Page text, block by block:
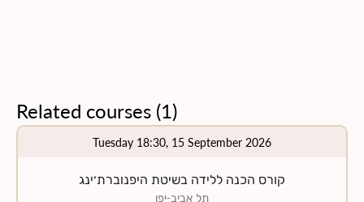
Related courses (1)
Tuesday 18:30, 15 September 2026
קורס הכנה ללידה בשיטת היפנוברת׳ינג
תל אביב-יפו